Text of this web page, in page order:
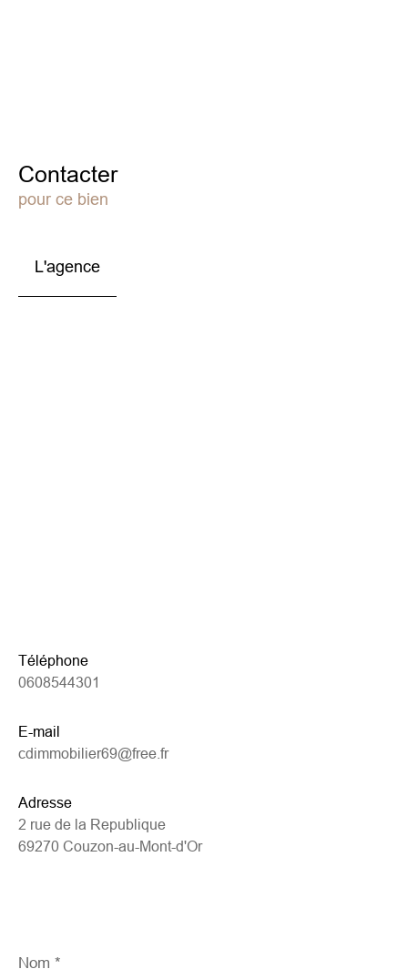
Contacter
pour ce bien
L'agence
Téléphone
0608544301
E-mail
cdimmobilier69@free.fr
Adresse
2 rue de la Republique
69270 Couzon-au-Mont-d'Or
*